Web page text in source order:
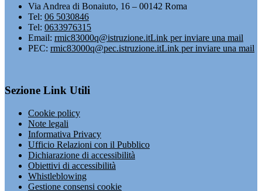
Via Andrea di Bonaiuto, 16 – 00142 Roma
Tel: 06 5030846
Tel: 0633976315
Email: rmic83000q@istruzione.itLink per inviare una mail
PEC: rmic83000q@pec.istruzione.itLink per inviare una mail
Sezione Link Utili
Cookie policy
Note legali
Informativa Privacy
Ufficio Relazioni con il Pubblico
Dichiarazione di accessibilità
Obiettivi di accessibilità
Whistleblowing
Gestione consensi cookie